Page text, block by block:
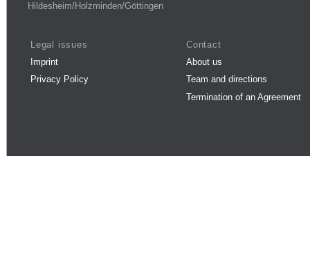
Hildesheim/Holzminden/Göttingen
Legal issues
Imprint
Privacy Policy
Contact
About us
Team and directions
Termination of an Agreement